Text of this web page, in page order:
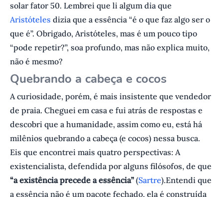
solar fator 50. Lembrei que li algum dia que
Aristóteles dizia que a essência “é o que faz algo ser o
que é”. Obrigado, Aristóteles, mas é um pouco tipo
“pode repetir?”, soa profundo, mas não explica muito,
não é mesmo?
Quebrando a cabeça e cocos
A curiosidade, porém, é mais insistente que vendedor
de praia. Cheguei em casa e fui atrás de respostas e
descobri que a humanidade, assim como eu, está há
milênios quebrando a cabeça (e cocos) nessa busca.
Eis que encontrei mais quatro perspectivas: A
existencialista, defendida por alguns filósofos, de que
“a existência precede a essência”(Sartre).Entendi que
a essência não é um pacote fechado, ela é construída